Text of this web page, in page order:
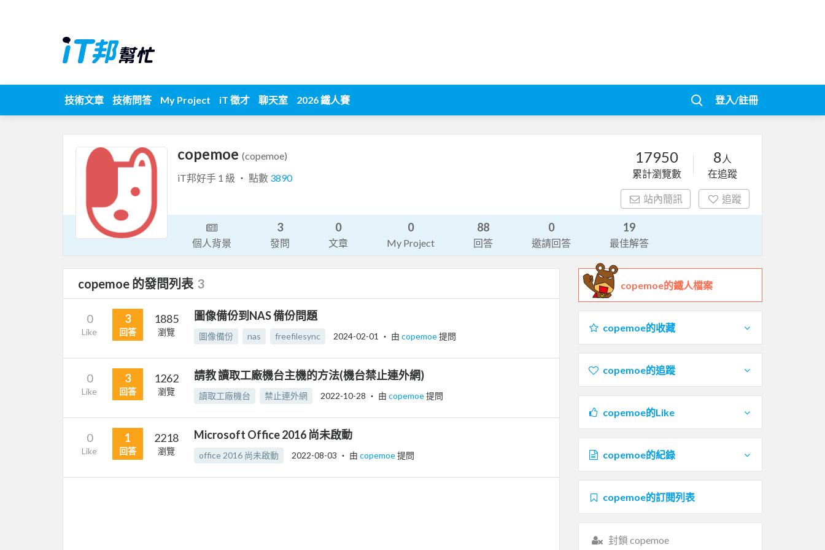
技術文章 技術問答 My Project iT 徵才 聊天室 2026 鐵人賽 登入/註冊
copemoe (copemoe)
iT邦好手 1 級 ‧ 點數 3890
17950
累計瀏覽數
8 人
在追蹤
站內簡訊 追蹤
個人背景
3
發問
0
文章
0
My Project
88
回答
0
邀請回答
19
最佳解答
copemoe 的發問列表 3
0
Like
3
回答
1885
瀏覽
圖像備份到NAS 備份問題
圖像備份 nas freefilesync 2024-02-01 ‧ 由 copemoe提問
0
Like
3
回答
1262
瀏覽
請教 讀取工廠機台主機的方法(機台禁止連外網)
讀取工廠機台 禁止連外網 2022-10-28 ‧ 由 copemoe提問
0
Like
1
回答
2218
瀏覽
Microsoft Office 2016 尚未啟動
office 2016 尚未啟動 2022-08-03 ‧ 由 copemoe提問
copemoe的鐵人檔案
copemoe的收藏
copemoe的追蹤
copemoe的Like
copemoe的紀錄
copemoe的訂閱列表
封鎖 copemoe